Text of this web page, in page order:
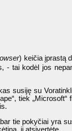
) keičia įprastą
- tai kodėl jos
susiję su
tiek
tie pokyčiai yra
jį atsivertėte.